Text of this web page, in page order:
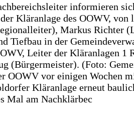
informieren
Kläranlage des OOWV, von
Markus Richter
Tiefbau in der
Leiter der Kläranlagen 1
(Bürgermeister). (Foto:
OOWV vor einigen Wochen
Kläranlage erneut
Mal am Nachklärbec